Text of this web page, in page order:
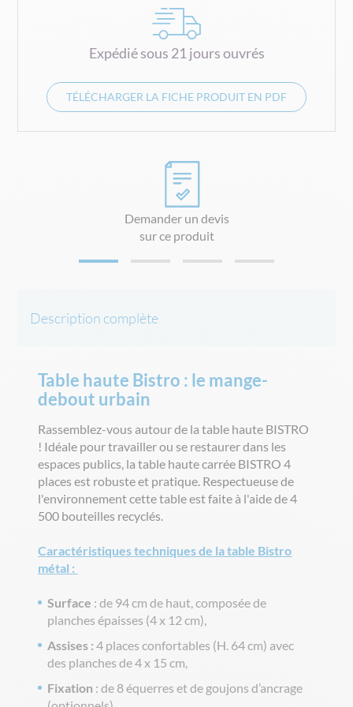
Expédié sous 21 jours ouvrés
TÉLÉCHARGER LA FICHE PRODUIT EN PDF
Demander un devis
sur ce produit
Description complète
Table haute Bistro : le mange-
debout urbain
Rassemblez-vous autour de la table haute BISTRO
! Idéale pour travailler ou se restaurer dans les
espaces publics, la table haute carrée BISTRO 4
places est robuste et pratique. Respectueuse de
l'environnement cette table est faite à l'aide de 4
500 bouteilles recyclés.
Caractéristiques techniques de la table Bistro
métal :
Surface : de 94 cm de haut, composée de
planches épaisses (4 x 12 cm),
Assises : 4 places confortables (H. 64 cm) avec
des planches de 4 x 15 cm,
Fixation : de 8 équerres et de goujons d’ancrage